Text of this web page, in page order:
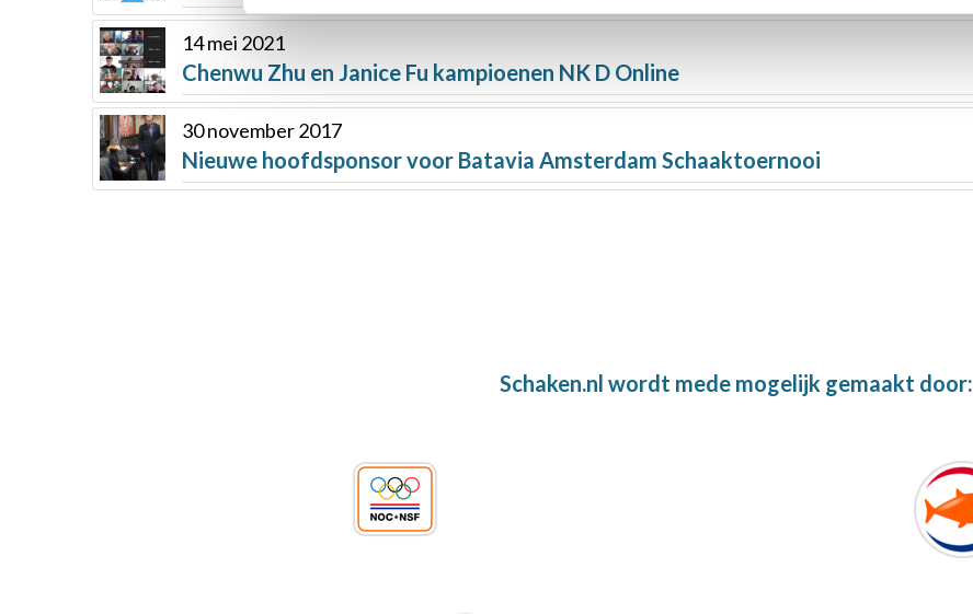
14 mei 2021
Chenwu Zhu en Janice Fu kampioenen NK D Online
30 november 2017
Nieuwe hoofdsponsor voor Batavia Amsterdam Schaaktoernooi
Schaken.nl wordt mede mogelijk gemaakt door: